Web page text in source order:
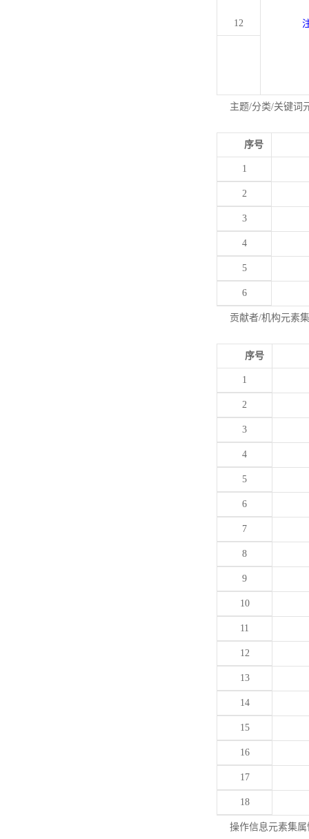
12
主题/分类/关键词
序号
1
2
3
4
5
6
贡献者/机构元素
序号
1
2
3
4
5
6
7
8
9
10
11
12
13
14
15
16
17
18
操作信息元素集